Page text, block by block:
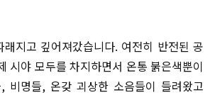
지고 깊어져갔습니다. 여전히 반전된 공
시야 모두를 차지하면서 온통 붉은색뿐이
비명들, 온갖 괴상한 소음들이 들려왔고